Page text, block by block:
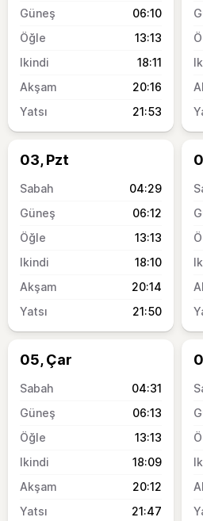
06:10
13:13
18:11
20:16
21:53
03, Pzt
04:29
06:12
13:13
18:10
20:14
21:50
05, Çar
04:31
06:13
13:13
18:09
20:12
21:47